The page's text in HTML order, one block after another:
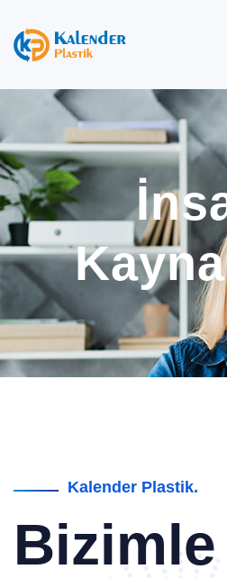
Kalender Plastik.
Bizimle